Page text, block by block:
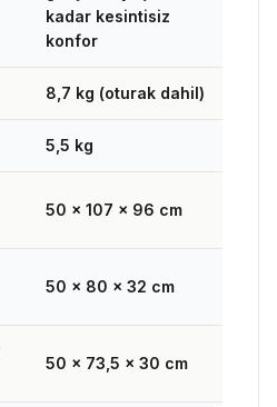
kadar kesintisiz
konfor
8,7 kg (oturak dahil)
5,5 kg
50 × 107 × 96 cm
50 × 80 × 32 cm
50 × 73,5 × 30 cm